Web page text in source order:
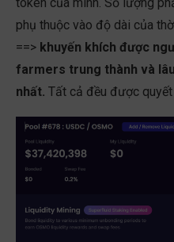
phụ thuộc vào độ dài của
==> khuyến khích được
farmers trung thành và
nhất. Tất cả đều được